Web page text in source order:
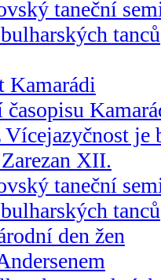
taneční
tanců
Kamarádi
časopisu
Vícejazyčnost je
XII.
taneční
tanců
den žen